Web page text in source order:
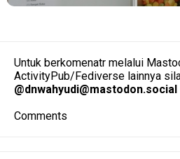
Untuk berkomenatr melalui
ActivityPub/Fediverse lainnya
@dnwahyudi@mastodon.social
Comments